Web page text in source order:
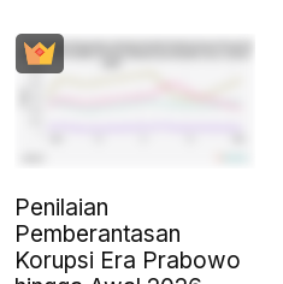
Penilaian
Pemberantasan
Korupsi Era Prabowo